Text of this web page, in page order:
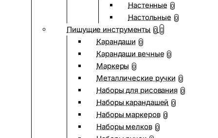
Настенные 0
Настольные 0
Пишущие инструменты 0
Карандаши 0
Карандаши вечные 0
Маркеры 0
Металлические ручки 0
Наборы для рисования 0
Наборы карандашей 0
Наборы маркеров 0
Наборы мелков 0